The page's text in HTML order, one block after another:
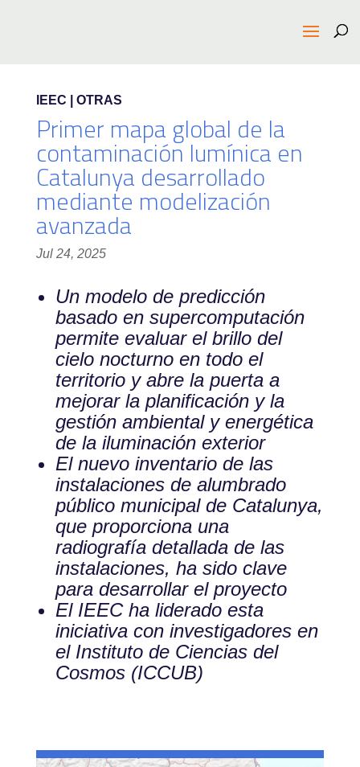
IEEC | OTRAS
Primer mapa global de la
contaminación lumínica en
Catalunya desarrollado
mediante modelización
avanzada
Jul 24, 2025
Un modelo de predicción
basado en supercomputación
permite evaluar el brillo del
cielo nocturno en todo el
territorio y abre la puerta a
mejorar la planificación y la
gestión ambiental y energética
de la iluminación exterior
El nuevo inventario de las
instalaciones de alumbrado
público municipal de Catalunya,
que proporciona una
radiografía detallada de las
instalaciones, ha sido clave
para desarrollar el proyecto
El IEEC ha liderado esta
iniciativa con investigadores en
el Instituto de Ciencias del
Cosmos (ICCUB)